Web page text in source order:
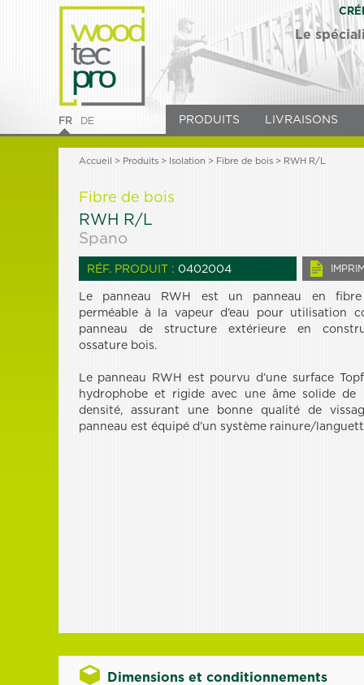
FR DE
Le
PRODUITS LIVRAISONS
Accueil > Produits> Isolation > Fibre de bois> RWH R/L
Fibre de bois
RWH R/L
Spano
RÉF. PRODUIT : 0402004
Le panneau RWH est un panneau en
perméable à la vapeur d’eau pour utilisation
panneau de structure extérieure en
ossature bois.
Le panneau RWH est pourvu d’une surface
hydrophobe et rigide avec une âme solide de
densité, assurant une bonne qualité de
panneau est équipé d’un système rainure/
Dimensions et conditionnements